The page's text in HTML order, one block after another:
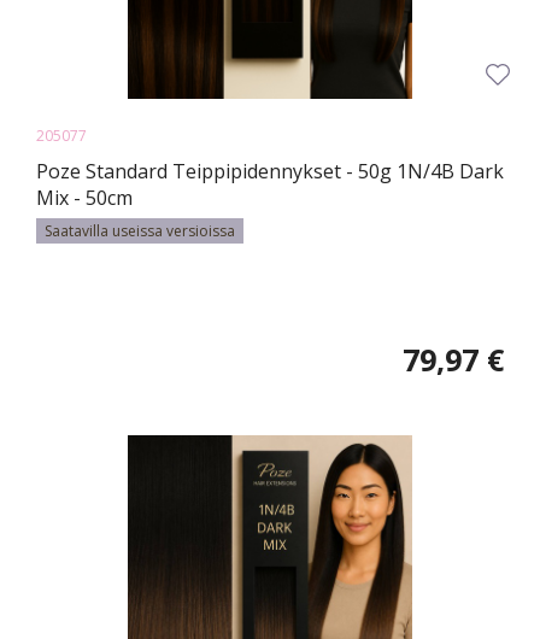
205077
Poze Standard Teippipidennykset - 50g 1N/4B Dark
Mix - 50cm
Saatavilla useissa versioissa
79,97 €